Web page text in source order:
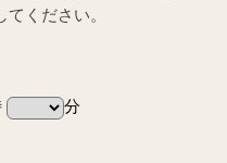
ください。
分